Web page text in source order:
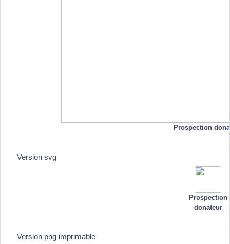
Prospection
Version svg
Prospection
donateur
Version png imprimable